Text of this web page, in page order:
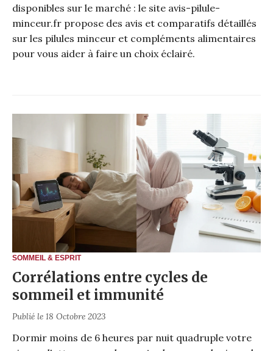
disponibles sur le marché : le site avis-pilule-
minceur.fr propose des avis et comparatifs détaillés
sur les pilules minceur et compléments alimentaires
pour vous aider à faire un choix éclairé.
SOMMEIL & ESPRIT
Corrélations entre cycles de
sommeil et immunité
Publié le 18 Octobre 2023
Dormir moins de 6 heures par nuit quadruple votre